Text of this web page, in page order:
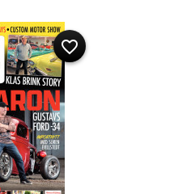
favorite_border